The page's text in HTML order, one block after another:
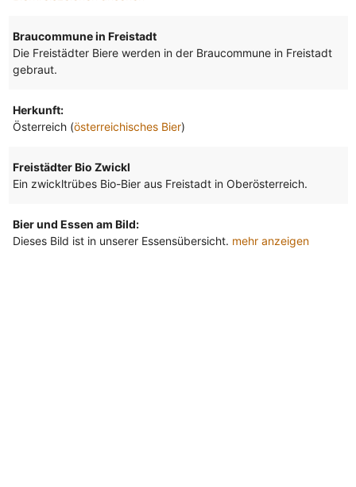
Braucommune in Freistadt
Die Freistädter Biere werden in der Braucommune in Freistadt
gebraut.
Herkunft:
Österreich (österreichisches Bier)
Freistädter Bio Zwickl
Ein zwickltrübes Bio-Bier aus Freistadt in Oberösterreich.
Bier und Essen am Bild:
Dieses Bild ist in unserer Essensübersicht. mehr anzeigen